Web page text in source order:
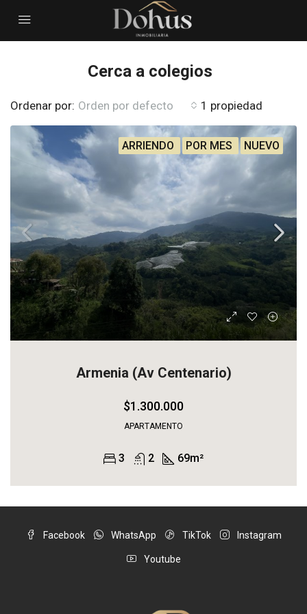
Cerca a colegios
1 propiedad
Ordenar por: Orden por defecto
ARRIENDO POR MES NUEVO
Armenia (Av Centenario)
$1.300.000
APARTAMENTO
3 2 69m²
Facebook WhatsApp TikTok Instagram
Youtube